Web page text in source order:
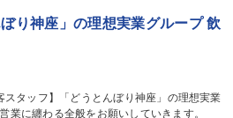
り神座」の理想実業グループ 飲